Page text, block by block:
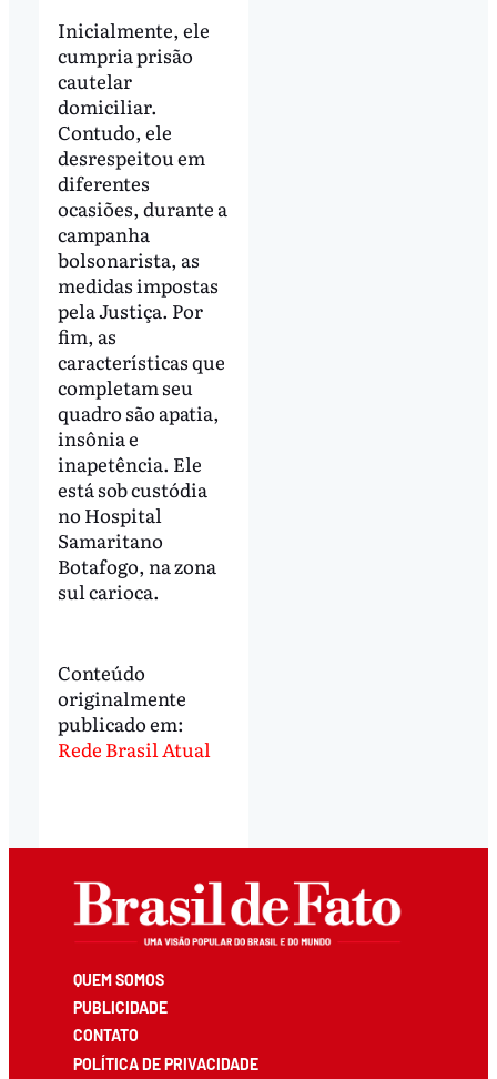
Inicialmente, ele
cumpria prisão
cautelar
domiciliar.
Contudo, ele
desrespeitou em
diferentes
ocasiões, durante a
campanha
bolsonarista, as
medidas impostas
pela Justiça. Por
fim, as
características que
completam seu
quadro são apatia,
insônia e
inapetência. Ele
está sob custódia
no Hospital
Samaritano
Botafogo, na zona
sul carioca.
Conteúdo
originalmente
publicado em:
Rede Brasil Atual
QUEM SOMOS
PUBLICIDADE
CONTATO
POLÍTICA DE PRIVACIDADE